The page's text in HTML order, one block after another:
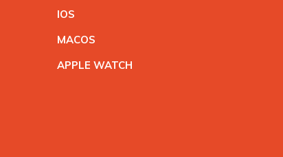
IOS
MACOS
APPLE WATCH